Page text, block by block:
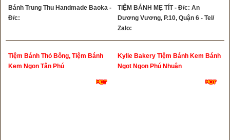
Bánh Trung Thu Handmade Baoka -
Đ/c:
TIỆM BÁNH MẸ TÍT - Đ/c: An
Dương Vương, P.10, Quận 6 - Tel/
Zalo:
Tiệm Bánh Thỏ Bông, Tiệm Bánh
Kem Ngon Tân Phú
Kylie Bakery Tiệm Bánh Kem Bánh
Ngọt Ngon Phú Nhuận